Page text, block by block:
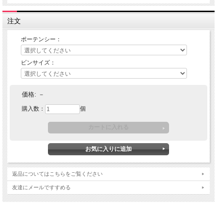
注文
ポーテンシー：
ビンサイズ：
価格: －
購入数： 個
返品についてはこちらをご覧ください
友達にメールですすめる